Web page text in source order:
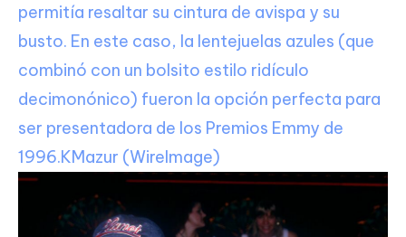
permitía resaltar su cintura de avispa y su
busto. En este caso, la lentejuelas azules (que
combinó con un bolsito estilo ridículo
decimonónico) fueron la opción perfecta para
ser presentadora de los Premios Emmy de
1996.KMazur (WireImage)